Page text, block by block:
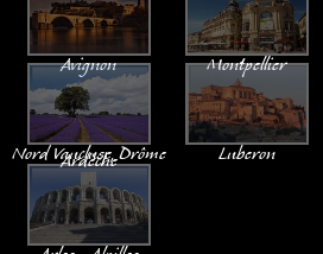
Avignon Montpellier
Nord Vaucluse, Drôme
Ardèche
Luberon
Arles - Alpilles